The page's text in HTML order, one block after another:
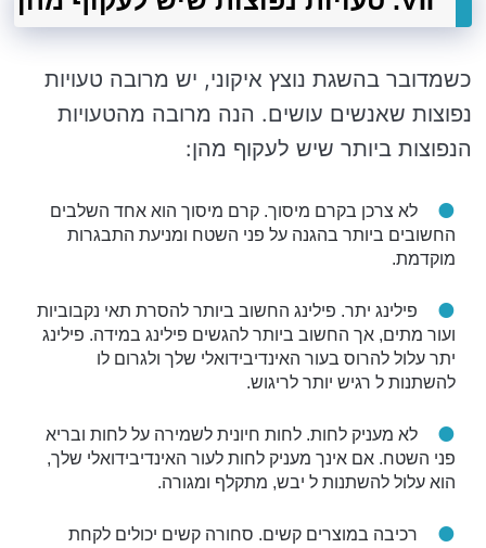
כשמדובר בהשגת נוצץ איקוני, יש מרובה טעויות
נפוצות שאנשים עושים. הנה מרובה מהטעויות
הנפוצות ביותר שיש לעקוף מהן:
לא צרכן בקרם מיסוך. קרם מיסוך הוא אחד השלבים
החשובים ביותר בהגנה על פני השטח ומניעת התבגרות
מוקדמת.
פילינג יתר. פילינג החשוב ביותר להסרת תאי נקבוביות
ועור מתים, אך החשוב ביותר להגשים פילינג במידה. פילינג
יתר עלול להרוס בעור האינדיבידואלי שלך ולגרום לו
להשתנות ל רגיש יותר לריגוש.
לא מעניק לחות. לחות חיונית לשמירה על לחות ובריא
פני השטח. אם אינך מעניק לחות לעור האינדיבידואלי שלך,
הוא עלול להשתנות ל יבש, מתקלף ומגורה.
רכיבה במוצרים קשים. סחורה קשים יכולים לקחת